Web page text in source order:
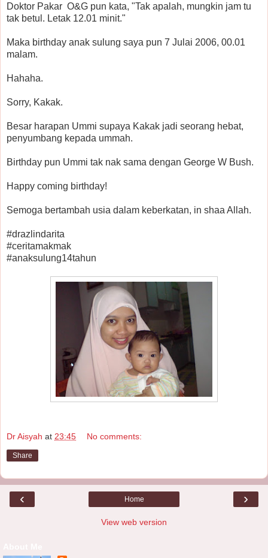
Doktor Pakar O&G pun kata, "Tak apalah, mungkin jam tu
tak betul. Letak 12.01 minit."
Maka birthday anak sulung saya pun 7 Julai 2006, 00.01
malam.
Hahaha.
Sorry, Kakak.
Besar harapan Ummi supaya Kakak jadi seorang hebat,
penyumbang kepada ummah.
Birthday pun Ummi tak nak sama dengan George W Bush.
Happy coming birthday!
Semoga bertambah usia dalam keberkatan, in shaa Allah.
#drazlindarita
#ceritamakmak
#anaksulung14tahun
Dr Aisyah at 23:45 No comments:
Share
‹ ›
Home
View web version